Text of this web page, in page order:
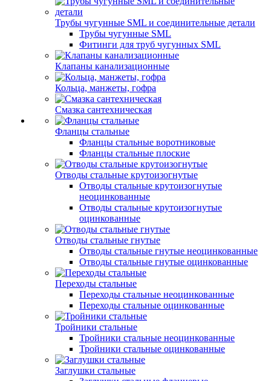
Трубы чугунные SML и соединительные детали
Трубы чугунные SML
Фитинги для труб чугунных SML
Клапаны канализационные
Кольца, манжеты, гофра
Смазка сантехническая
Фланцы стальные
Фланцы стальные воротниковые
Фланцы стальные плоские
Отводы стальные крутоизогнутые
Отводы стальные крутоизогнутые
неоцинкованные
Отводы стальные крутоизогнутые
оцинкованные
Отводы стальные гнутые
Отводы стальные гнутые неоцинкованные
Отводы стальные гнутые оцинкованные
Переходы стальные
Переходы стальные неоцинкованные
Переходы стальные оцинкованные
Тройники стальные
Тройники стальные неоцинкованные
Тройники стальные оцинкованные
Заглушки стальные